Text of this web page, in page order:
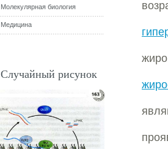
Молекулярная биология
Медицина
Случайный рисунок